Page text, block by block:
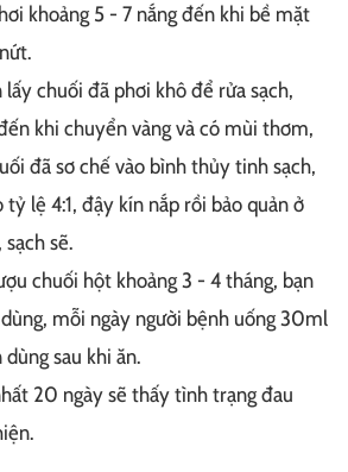
khoảng 5 - 7 nắng đến khi bề mặt
lấy chuối đã phơi khô để rửa sạch,
khi chuyển vàng và có mùi thơm,
đã sơ chế vào bình thủy tinh sạch,
lệ 4:1, đậy kín nắp rồi bảo quản ở
sẽ.
chuối hột khoảng 3 - 4 tháng, bạn
mỗi ngày người bệnh uống 30ml
sau khi ăn.
20 ngày sẽ thấy tình trạng đau